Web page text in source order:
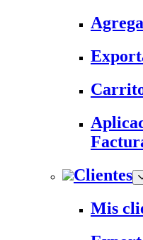
Clientes
Mis